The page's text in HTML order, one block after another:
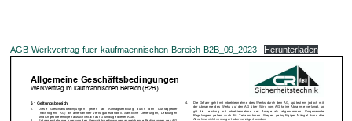
AGB-Werkvertrag-fuer-kaufmaennischen-Bereich-B2B_09_2023 Herunterladen